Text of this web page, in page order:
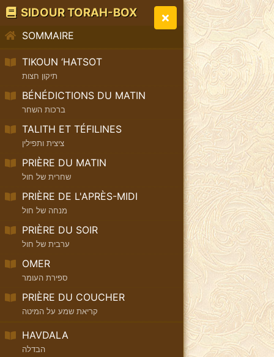
SIDOUR TORAH-BOX
SOMMAIRE
TIKOUN ‘HATSOT
תיקון חצות
BÉNÉDICTIONS DU MATIN
ברכות השחר
TALITH ET TÉFILINES
ציצית ותפילין
PRIÈRE DU MATIN
שחרית של חול
PRIÈRE DE L'APRÈS-MIDI
מנחה של חול
PRIÈRE DU SOIR
ערבית של חול
OMER
ספירת העומר
PRIÈRE DU COUCHER
קריאת שמע על המיטה
HAVDALA
הבדלה